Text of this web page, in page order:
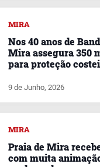
MIRA
Nos 40 anos de
Mira assegura 350
para proteção
9 de Junho, 2026
MIRA
Praia de Mira
com muita